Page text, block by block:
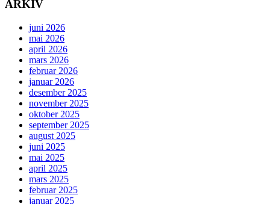
ARKIV
juni 2026
mai 2026
april 2026
mars 2026
februar 2026
januar 2026
desember 2025
november 2025
oktober 2025
september 2025
august 2025
juni 2025
mai 2025
april 2025
mars 2025
februar 2025
januar 2025